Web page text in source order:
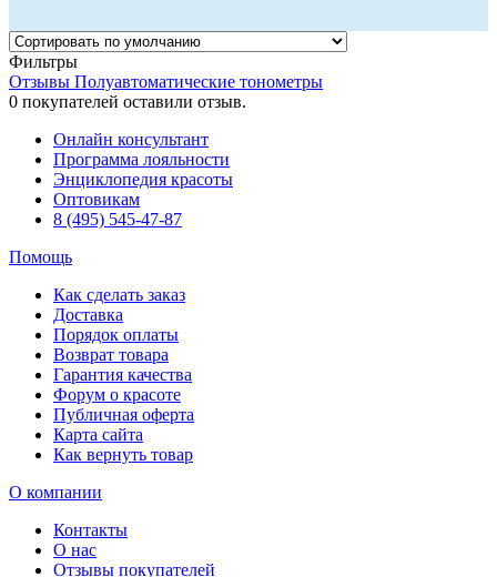
Фильтры
Отзывы Полуавтоматические тонометры
0 покупателей оставили отзыв.
Онлайн консультант
Программа лояльности
Энциклопедия красоты
Оптовикам
8 (495) 545-47-87
Помощь
Как сделать заказ
Доставка
Порядок оплаты
Возврат товара
Гарантия качества
Форум о красоте
Публичная оферта
Карта сайта
Как вернуть товар
О компании
Контакты
О нас
Отзывы покупателей